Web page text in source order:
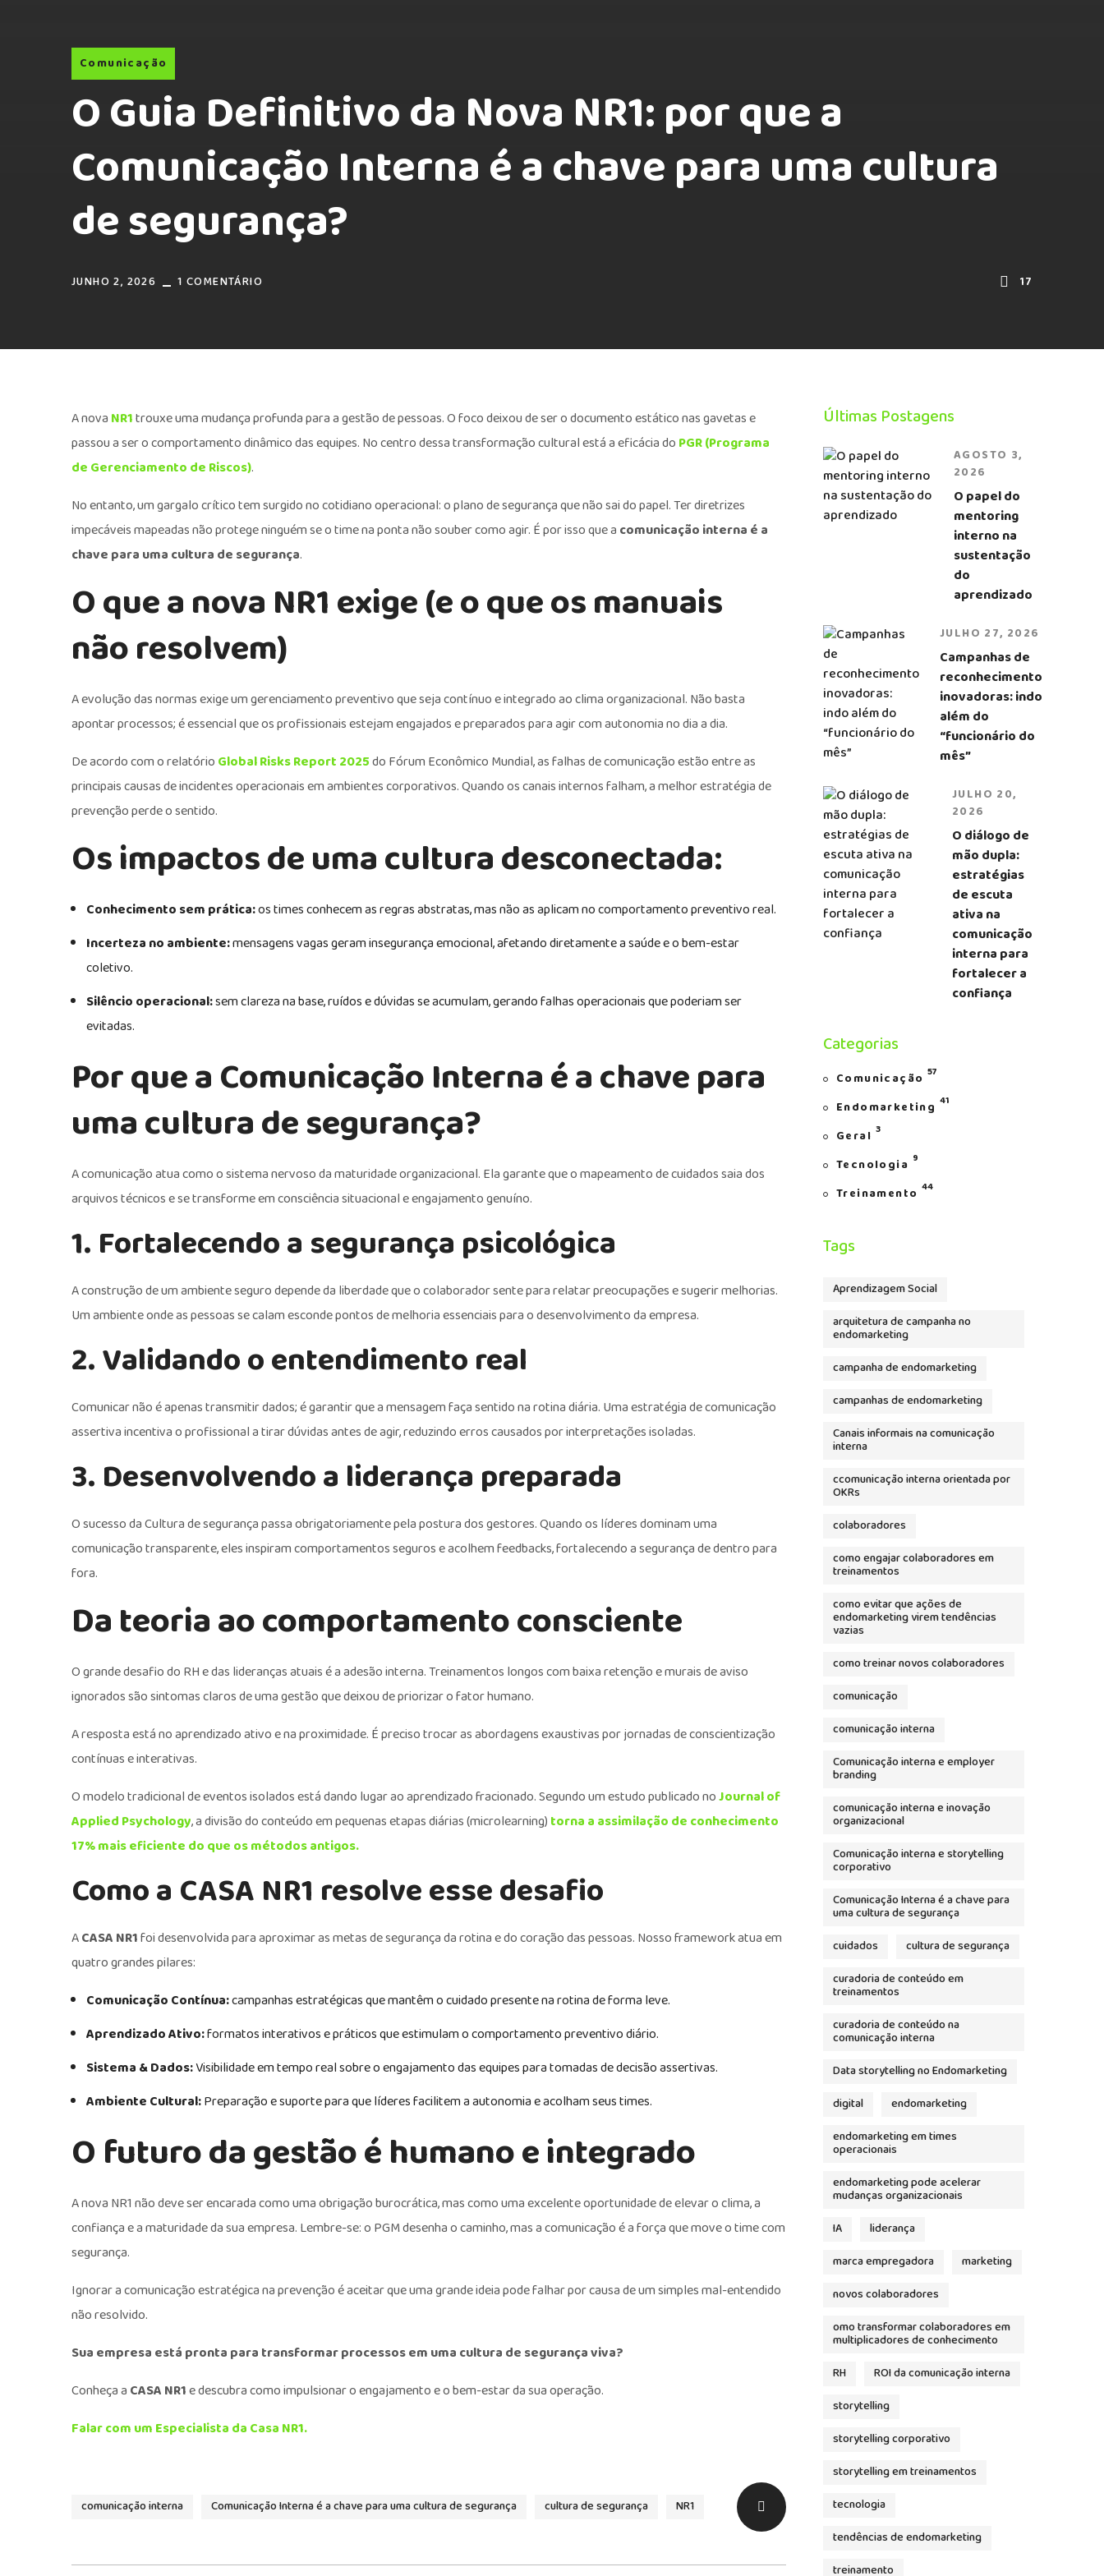
Comunicação
O Guia Definitivo da Nova NR1: por que a
Comunicação Interna é a chave para uma cultura
de segurança?
JUNHO 2, 2026 1 COMENTÁRIO 17
A novaNR1trouxe uma mudança profunda para a gestão de pessoas. O foco deixou de ser o documento estático nas gavetas e
passou a ser o comportamento dinâmico das equipes. No centro dessa transformação cultural está a eficácia doPGR (Programa
de Gerenciamento de Riscos).
No entanto, um gargalo crítico tem surgido no cotidiano operacional: o plano de segurança que não sai do papel. Ter diretrizes
impecáveis mapeadas não protege ninguém se o time na ponta não souber como agir. É por isso que acomunicação interna é a
chave para uma cultura de segurança.
O que a nova NR1 exige (e o que os manuais
não resolvem)
A evolução das normas exige um gerenciamento preventivo que seja contínuo e integrado ao clima organizacional. Não basta
apontar processos; é essencial que os profissionais estejam engajados e preparados para agir com autonomia no dia a dia.
De acordo com o relatórioGlobal Risks Report 2025do Fórum Econômico Mundial, as falhas de comunicação estão entre as
principais causas de incidentes operacionais em ambientes corporativos. Quando os canais internos falham, a melhor estratégia de
prevenção perde o sentido.
Os impactos de uma cultura desconectada:
Conhecimento sem prática:os times conhecem as regras abstratas, mas não as aplicam no comportamento preventivo real.
Incerteza no ambiente:mensagens vagas geram insegurança emocional, afetando diretamente a saúde e o bem-estar
coletivo.
Silêncio operacional:sem clareza na base, ruídos e dúvidas se acumulam, gerando falhas operacionais que poderiam ser
evitadas.
Por que a Comunicação Interna é a chave para
uma cultura de segurança?
A comunicação atua como o sistema nervoso da maturidade organizacional. Ela garante que o mapeamento de cuidados saia dos
arquivos técnicos e se transforme em consciência situacional e engajamento genuíno.
1. Fortalecendo a segurança psicológica
A construção de um ambiente seguro depende da liberdade que o colaborador sente para relatar preocupações e sugerir melhorias.
Um ambiente onde as pessoas se calam esconde pontos de melhoria essenciais para o desenvolvimento da empresa.
2. Validando o entendimento real
Comunicar não é apenas transmitir dados; é garantir que a mensagem faça sentido na rotina diária. Uma estratégia de comunicação
assertiva incentiva o profissional a tirar dúvidas antes de agir, reduzindo erros causados por interpretações isoladas.
3. Desenvolvendo a liderança preparada
O sucesso da Cultura de segurança passa obrigatoriamente pela postura dos gestores. Quando os líderes dominam uma
comunicação transparente, eles inspiram comportamentos seguros e acolhem feedbacks, fortalecendo a segurança de dentro para
fora.
Da teoria ao comportamento consciente
O grande desafio do RH e das lideranças atuais é a adesão interna. Treinamentos longos com baixa retenção e murais de aviso
ignorados são sintomas claros de uma gestão que deixou de priorizar o fator humano.
A resposta está no aprendizado ativo e na proximidade. É preciso trocar as abordagens exaustivas por jornadas de conscientização
contínuas e interativas.
O modelo tradicional de eventos isolados está dando lugar ao aprendizado fracionado. Segundo um estudo publicado noJournal of
Applied Psychology, a divisão do conteúdo em pequenas etapas diárias (microlearning)torna a assimilação de conhecimento
17% mais eficiente do que os métodos antigos.
Como a CASA NR1 resolve esse desafio
ACASA NR1foi desenvolvida para aproximar as metas de segurança da rotina e do coração das pessoas. Nosso framework atua em
quatro grandes pilares:
Comunicação Contínua:campanhas estratégicas que mantêm o cuidado presente na rotina de forma leve.
Aprendizado Ativo:formatos interativos e práticos que estimulam o comportamento preventivo diário.
Sistema & Dados:Visibilidade em tempo real sobre o engajamento das equipes para tomadas de decisão assertivas.
Ambiente Cultural:Preparação e suporte para que líderes facilitem a autonomia e acolham seus times.
O futuro da gestão é humano e integrado
A nova NR1 não deve ser encarada como uma obrigação burocrática, mas como uma excelente oportunidade de elevar o clima, a
confiança e a maturidade da sua empresa. Lembre-se: o PGM desenha o caminho, mas a comunicação é a força que move o time com
segurança.
Ignorar a comunicação estratégica na prevenção é aceitar que uma grande ideia pode falhar por causa de um simples mal-entendido
não resolvido.
Sua empresa está pronta para transformar processos em uma cultura de segurança viva?
Conheça aCASA NR1e descubra como impulsionar o engajamento e o bem-estar da sua operação.
Falar com um Especialista da Casa NR1.
comunicação interna Comunicação Interna é a chave para uma cultura de segurança cultura de segurança NR1
Últimas Postagens
AGOSTO 3,
2026
O papel do
mentoring
interno na
sustentação
do
aprendizado
JULHO 27, 2026
Campanhas de
reconhecimento
inovadoras: indo
além do
“funcionário do
mês”
JULHO 20,
2026
O diálogo de
mão dupla:
estratégias
de escuta
ativa na
comunicação
interna para
fortalecer a
confiança
Categorias
Comunicação 57
Endomarketing 41
Geral 3
Tecnologia 9
Treinamento 44
Tags
Aprendizagem Social
arquitetura de campanha no
endomarketing
campanha de endomarketing
campanhas de endomarketing
Canais informais na comunicação
interna
ccomunicação interna orientada por
OKRs
colaboradores
como engajar colaboradores em
treinamentos
como evitar que ações de
endomarketing virem tendências
vazias
como treinar novos colaboradores
comunicação
comunicação interna
Comunicação interna e employer
branding
comunicação interna e inovação
organizacional
Comunicação interna e storytelling
corporativo
Comunicação Interna é a chave para
uma cultura de segurança
cuidados
cultura de segurança
curadoria de conteúdo em
treinamentos
curadoria de conteúdo na
comunicação interna
Data storytelling no Endomarketing
digital
endomarketing
endomarketing em times
operacionais
endomarketing pode acelerar
mudanças organizacionais
IA
liderança
marca empregadora
marketing
novos colaboradores
omo transformar colaboradores em
multiplicadores de conhecimento
RH
ROI da comunicação interna
storytelling
storytelling corporativo
storytelling em treinamentos
tecnologia
tendências de endomarketing
treinamento